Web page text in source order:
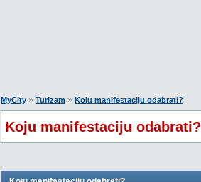
MyCity » Turizam » Koju manifestaciju odabrati?
Koju manifestaciju odabrati?